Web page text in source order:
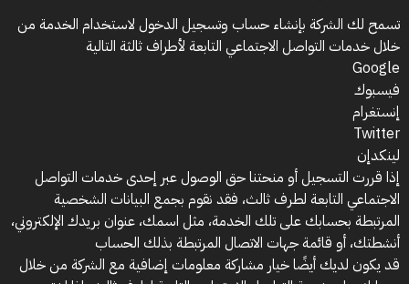
تسمح لك الشركة بإنشاء حساب وتسجيل الدخول لاستخدام الخدمة من
خلال خدمات التواصل الاجتماعي التابعة لأطراف ثالثة التالية
Google
فيسبوك
إنستغرام
Twitter
لينكدإن
إذا قررت التسجيل أو منحتنا حق الوصول عبر إحدى خدمات التواصل
الاجتماعي التابعة لطرف ثالث، فقد نقوم بجمع البيانات الشخصية
المرتبطة بحسابك على تلك الخدمة، مثل اسمك، عنوان بريدك الإلكتروني،
أنشطتك، أو قائمة جهات الاتصال المرتبطة بذلك الحساب
قد يكون لديك أيضًا خيار مشاركة معلومات إضافية مع الشركة من خلال